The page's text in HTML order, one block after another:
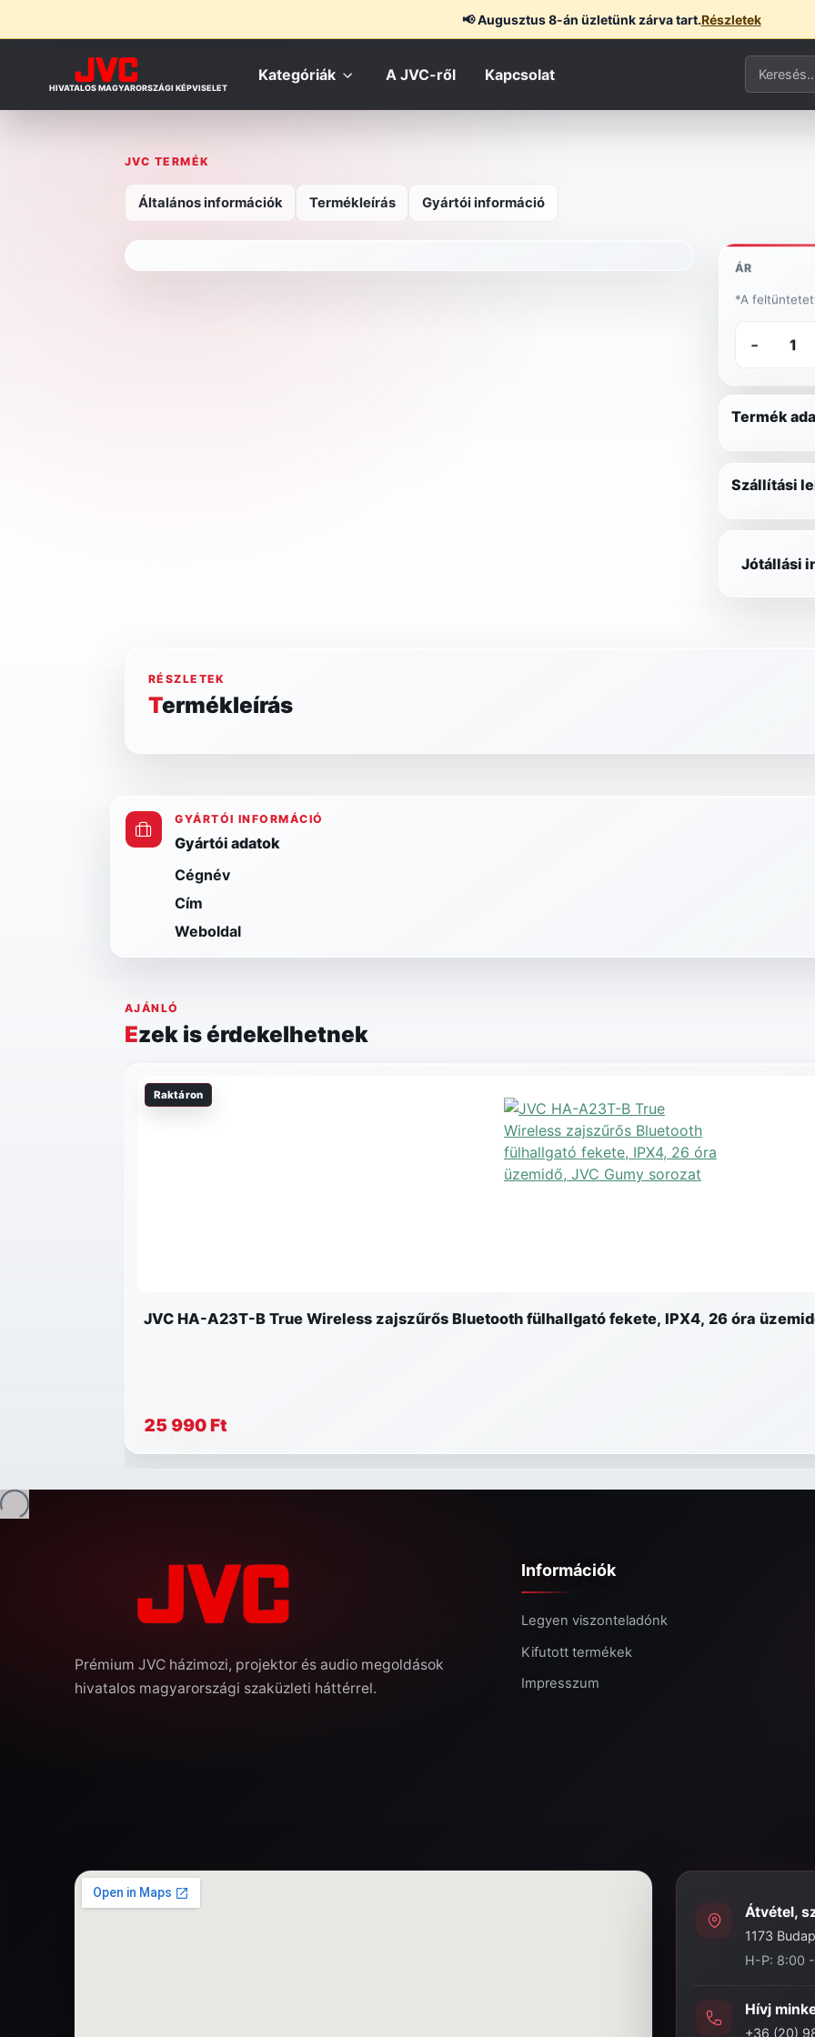
📢Augusztus 8-án üzletünk zárva tart.Részletek
HIVATALOS MAGYARORSZÁGI KÉPVISELET
Termék
Kategóriák A JVC-ről Kapcsolat
JVC TERMÉK
Általános információk Termékleírás Gyártói információ
ÁR
*A
-
Termék
Szállítási
Jótállási
RÉSZLETEK
Termékleírás
GYÁRTÓI INFORMÁCIÓ
Gyártói adatok
Cégnév
Cím
Weboldal
AJÁNLÓ
Ezek is érdekelhetnek
Raktáron
JVC HA-A23T-B True Wireless zajszűrős Bluetooth fülhallgató fekete, IPX4, 26 óra
25 990 Ft
Betöltés...
Prémium JVC házimozi, projektor és audio megoldások
hivatalos magyarországi szaküzleti háttérrel.
Információk
Legyen viszonteladónk
Kifutott termékek
Impresszum
Átvétel,
1173
H-P: 8:00
Hívj
+36 (20)